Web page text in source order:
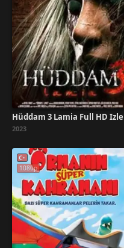
Hüddam 3 Lamia Full HD İzle
2023
1080p